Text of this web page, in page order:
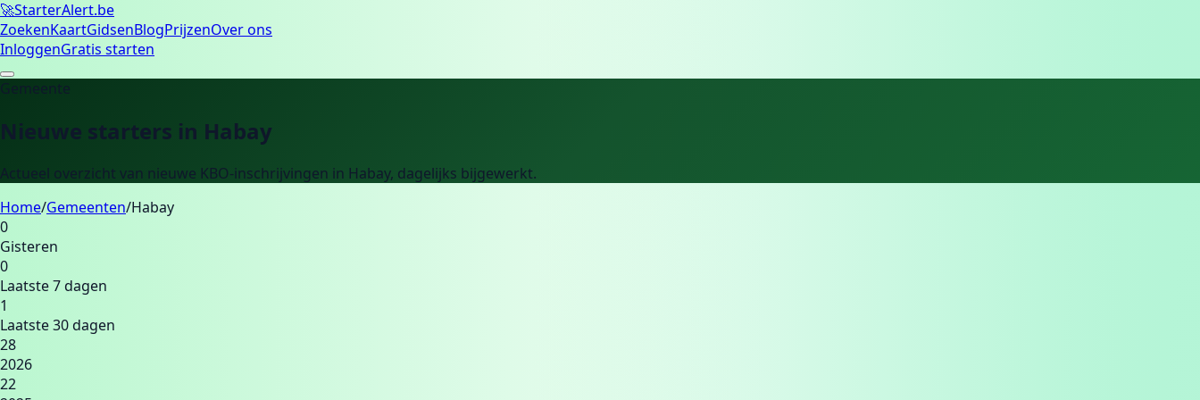
🚀StarterAlert.be
ZoekenKaartGidsenBlogPrijzenOver ons
InloggenGratis starten
Gemeente
Nieuwe starters in Habay
Actueel overzicht van nieuwe KBO-inschrijvingen in Habay, dagelijks bijgewerkt.
Home/Gemeenten/Habay
0
Gisteren
0
Laatste 7 dagen
1
Laatste 30 dagen
28
2026
22